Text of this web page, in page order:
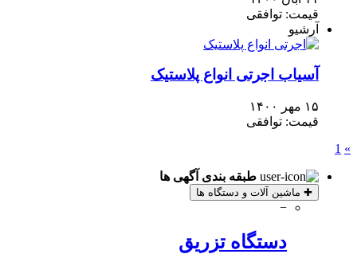
قیمت: توافقی
آرشیو
آسیاب اجرتی انواع پلاستیک
۱۵ مهر ۱۴۰۰
قیمت: توافقی
»
1
طبقه بندی آگهی ها
✚ ماشین آلات و دستگاه ها
−
دستگاه تزریق